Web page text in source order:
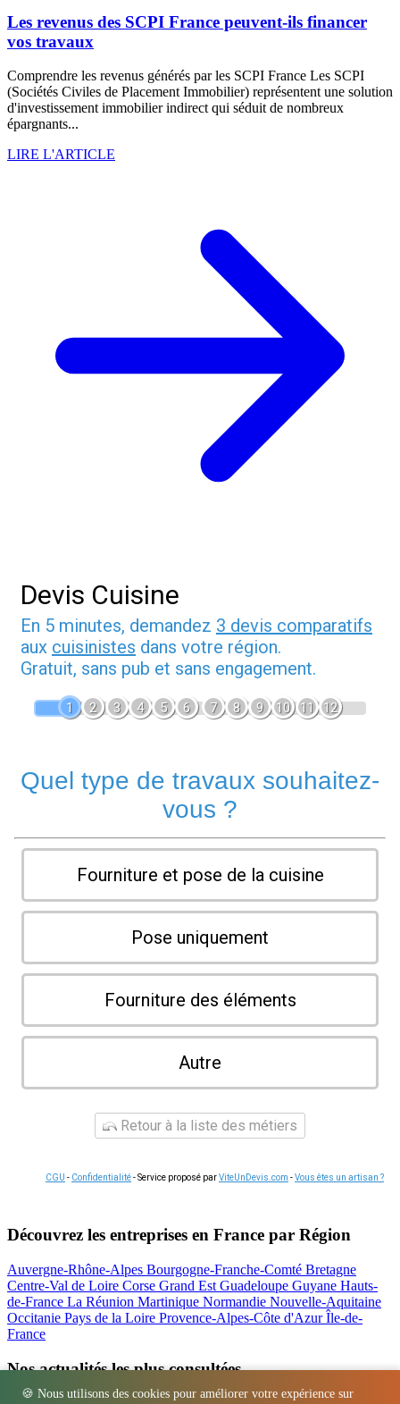
🍪 Nous utilisons des cookies pour améliorer votre expérience sur
Les revenus des SCPI France peuvent-ils financer
vos travaux
Comprendre les revenus générés par les SCPI France Les SCPI
(Sociétés Civiles de Placement Immobilier) représentent une solution
d'investissement immobilier indirect qui séduit de nombreux
épargnants...
LIRE L'ARTICLE
Devis Cuisine
En 5 minutes, demandez 3 devis comparatifs
aux cuisinistes dans votre région.
Gratuit, sans pub et sans engagement.
1 2 3 4 5 6 7 8 9 10 11 12
Quel type de travaux souhaitez-
vous ?
Fourniture et pose de la cuisine
Pose uniquement
Fourniture des éléments
Autre
Retour à la liste des métiers
CGU - Confidentialité- Service proposé parViteUnDevis.com -Vous êtes un artisan ?
Découvrez les entreprises en France par Région
Auvergne-Rhône-Alpes Bourgogne-Franche-Comté Bretagne
Centre-Val de Loire Corse Grand Est Guadeloupe Guyane Hauts-
de-France La Réunion Martinique Normandie Nouvelle-Aquitaine
Occitanie Pays de la Loire Provence-Alpes-Côte d'AzurÎle-de-
France
Nos actualités les plus consultées